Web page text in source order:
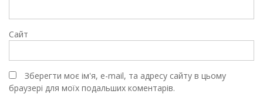
Сайт
Зберегти моє ім'я, e-mail, та адресу сайту в цьому
браузері для моїх подальших коментарів.